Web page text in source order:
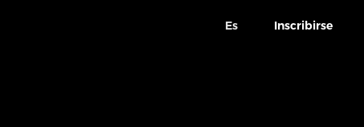
Es Inscribirse